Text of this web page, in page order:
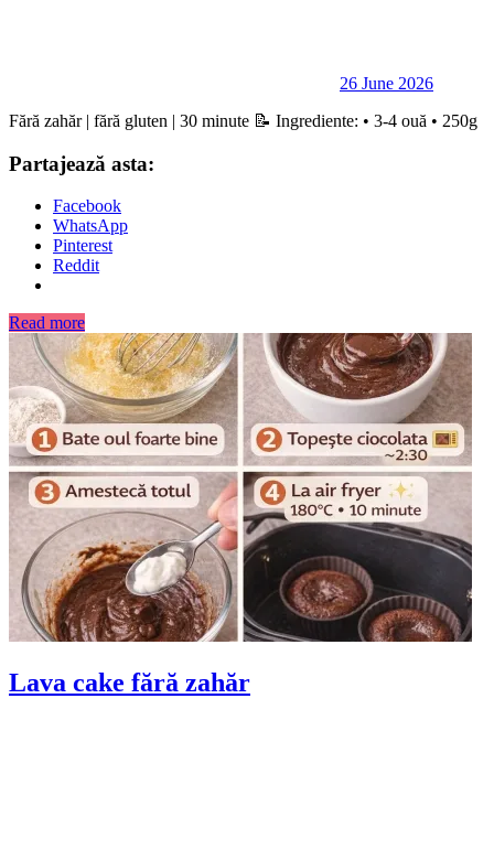
26 June 2026
Fără zahăr | fără gluten | 30 minute 📝 Ingrediente: • 3-4 ouă • 250g
Partajează asta:
Facebook
WhatsApp
Pinterest
Reddit
Read more
Lava cake fără zahăr